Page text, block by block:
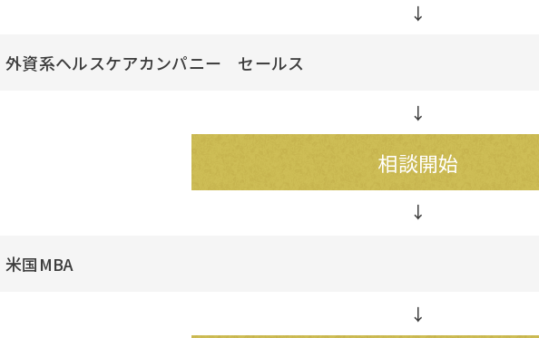
↓
外資系ヘルスケアカンパニー セールス
↓
相談開始
米国MBA
↓